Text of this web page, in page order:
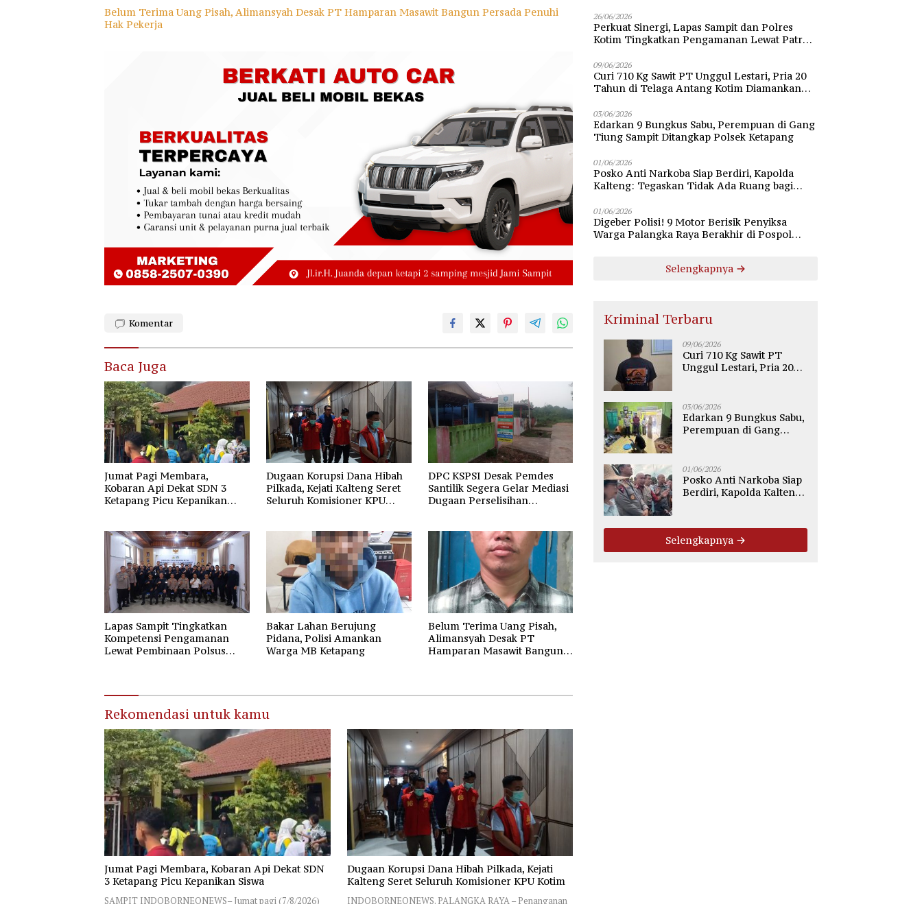
Belum Terima Uang Pisah, Alimansyah Desak PT Hamparan Masawit Bangun Persada Penuhi
Hak Pekerja
Komentar
Baca Juga
Jumat Pagi Membara,
Kobaran Api Dekat SDN 3
Ketapang Picu Kepanikan
Dugaan Korupsi Dana Hibah
Pilkada, Kejati Kalteng Seret
Seluruh Komisioner KPU
DPC KSPSI Desak Pemdes
Santilik Segera Gelar Mediasi
Dugaan Perselisihan
Lapas Sampit Tingkatkan
Kompetensi Pengamanan
Lewat Pembinaan Polsus
Bakar Lahan Berujung
Pidana, Polisi Amankan
Warga MB Ketapang
Belum Terima Uang Pisah,
Alimansyah Desak PT
Hamparan Masawit Bangun
Rekomendasi untuk kamu
Jumat Pagi Membara, Kobaran Api Dekat SDN
3 Ketapang Picu Kepanikan Siswa
SAMPIT INDOBORNEONEWS– Jumat pagi (7/8/2026)
Dugaan Korupsi Dana Hibah Pilkada, Kejati
Kalteng Seret Seluruh Komisioner KPU Kotim
INDOBORNEONEWS. PALANGKA RAYA – Penanganan
26/06/2026
Perkuat Sinergi, Lapas Sampit dan Polres
Kotim Tingkatkan Pengamanan Lewat Patroli
09/06/2026
Curi 710 Kg Sawit PT Unggul Lestari, Pria 20
Tahun di Telaga Antang Kotim Diamankan
03/06/2026
Edarkan 9 Bungkus Sabu, Perempuan di Gang
Tiung Sampit Ditangkap Polsek Ketapang
01/06/2026
Posko Anti Narkoba Siap Berdiri, Kapolda
Kalteng: Tegaskan Tidak Ada Ruang bagi
01/06/2026
Digeber Polisi! 9 Motor Berisik Penyiksa
Warga Palangka Raya Berakhir di Pospol
Selengkapnya
Kriminal Terbaru
09/06/2026
Curi 710 Kg Sawit PT
Unggul Lestari, Pria 20
03/06/2026
Edarkan 9 Bungkus Sabu,
Perempuan di Gang
01/06/2026
Posko Anti Narkoba Siap
Berdiri, Kapolda Kalteng:
Palangka Raya
Selengkapnya